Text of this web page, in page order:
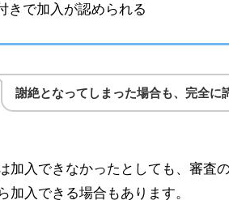
きで加入が認められる
謝絶となってしまった場合も、完全に
加入できなかったとしても、審査
加入できる場合もあります。